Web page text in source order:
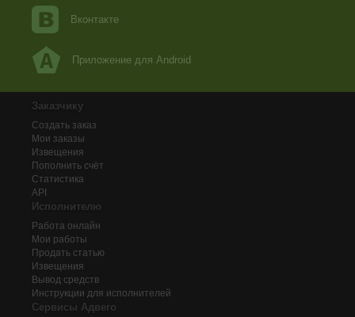
Вконтакте
Приложение для Android
Заказчику
Создать заказ
Мои заказы
Извещения
Пополнить счёт
Статистика
API
Исполнителю
Работа онлайн
Мои работы
Продать статью
Извещения
Вывод средств
Инструкции для исполнителей
Сервисы Адвего